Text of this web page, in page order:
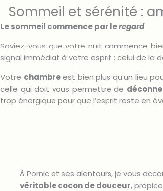
Sommeil et sérénité :
Le sommeil commence par leregard
Saviez-vous que votre nuit commence
signal immédiat à votre esprit : celui de la
Votre chambreest bien plus qu’un lieu
celle qui doit vous permettre de
trop énergique pour que l’esprit reste en
À Pornic et ses alentours, je vous
véritable cocon de douceur,